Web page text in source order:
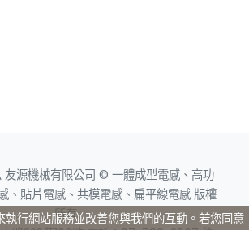
友源機械有限公司 © 一體成型電感、高功
、貼片電感、共模電感、扁平線電感 版權
所有.
行網站服務並改善您與我們的互動。若您同意